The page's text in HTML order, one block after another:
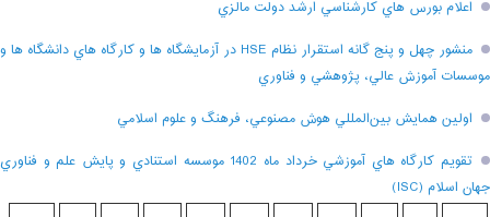
اعلام بورس هاي کارشناسي ارشد دولت مالزي
منشور چهل و پنج گانه استقرار نظام HSE در آزمايشگاه ها و کارگاه هاي دانشگاه ها و
موسسات آموزش عالي، پژوهشي و فناوري
اولين همايش بين‌المللي هوش مصنوعي، فرهنگ و علوم اسلامي
تقويم کارگاه هاي آموزشي خرداد ماه 1402 موسسه استنادي و پايش علم و فناوري
جهان اسلام (ISC)